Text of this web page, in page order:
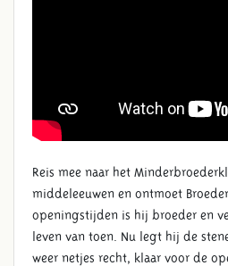
Reis mee naar het
middeleeuwen en ontmoet
openingstijden is hij broeder en
leven van toen. Nu legt hij de
weer netjes recht, klaar voor de